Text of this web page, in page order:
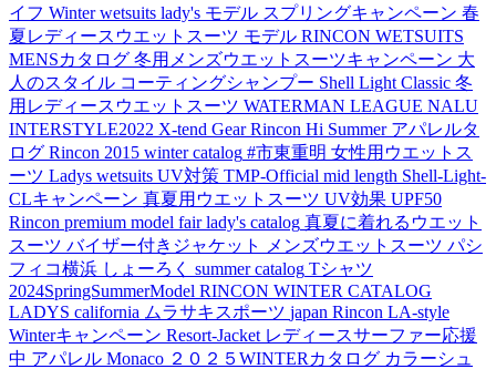
イフ Winter wetsuits lady's モデル スプリングキャンペーン 春
夏レディースウエットスーツ モデル RINCON WETSUITS
MENSカタログ 冬用メンズウエットスーツキャンペーン 大
人のスタイル コーティングシャンプー Shell Light Classic 冬
用レディースウエットスーツ WATERMAN LEAGUE NALU
INTERSTYLE2022 X-tend Gear Rincon Hi Summer アパレルタ
ログ Rincon 2015 winter catalog #市東重明 女性用ウエットス
ーツ Ladys wetsuits UV対策 TMP-Official mid length Shell-Light-
CLキャンペーン 真夏用ウエットスーツ UV効果 UPF50
Rincon premium model fair lady's catalog 真夏に着れるウエット
スーツ バイザー付きジャケット メンズウエットスーツ パシ
フィコ横浜 しょーろく summer catalog Tシャツ
2024SpringSummerModel RINCON WINTER CATALOG
LADYS california ムラサキスポーツ japan Rincon LA-style
Winterキャンペーン Resort-Jacket レディースサーファー応援
中 アパレル Monaco ２０２５WINTERカタログ カラーシュ